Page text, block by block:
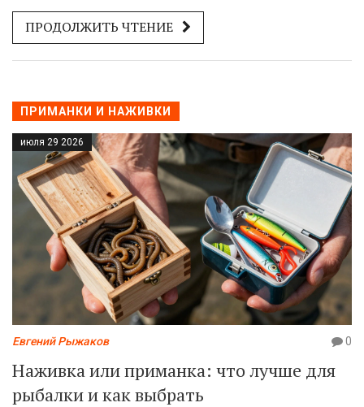
на клёв.
ПРОДОЛЖИТЬ ЧТЕНИЕ
ПРИМАНКИ И НАЖИВКИ
июля 29 2026
Евгений Рыжаков 0
Наживка или приманка: что лучше для
рыбалки и как выбрать